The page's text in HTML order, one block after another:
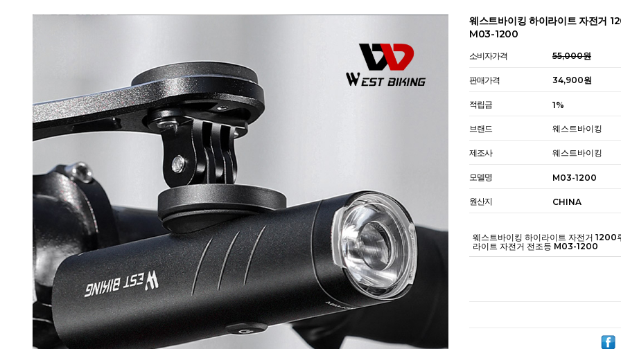
웨스트바이킹 하이라이트 자전거
M03-1200
소비자가격 55,000원
판매가격 34,900원
적립금 1%
브랜드 웨스트바이킹
제조사 웨스트바이킹
모델명 M03-1200
원산지 CHINA
웨스트바이킹 하이라이트 자전거 1200
라이트 자전거 전조등 M03-1200